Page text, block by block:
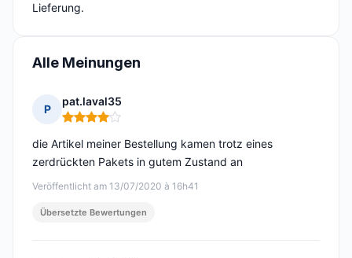
Lieferung.
Alle Meinungen
P
pat.laval35
Hinweis: 4 von 5
Veröffentlicht am 13/07/2020 à 16h41
die Artikel meiner Bestellung kamen trotz eines
zerdrückten Pakets in gutem Zustand an
Übersetzte Bewertungen